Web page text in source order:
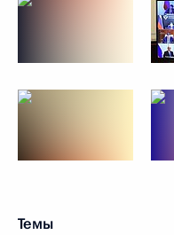
Темы